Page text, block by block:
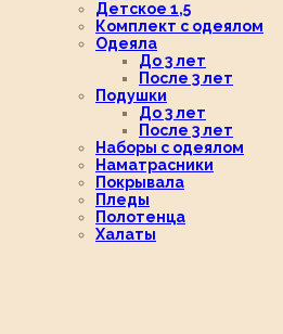
Детское 1,5
Комплект с одеялом
Одеяла
До 3 лет
После 3 лет
Подушки
До 3 лет
После 3 лет
Наборы с одеялом
Наматрасники
Покрывала
Пледы
Полотенца
Халаты